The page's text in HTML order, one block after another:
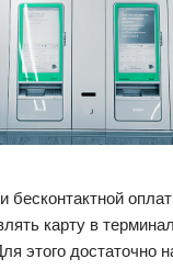
бесконтактной
карту в
этого достаточно